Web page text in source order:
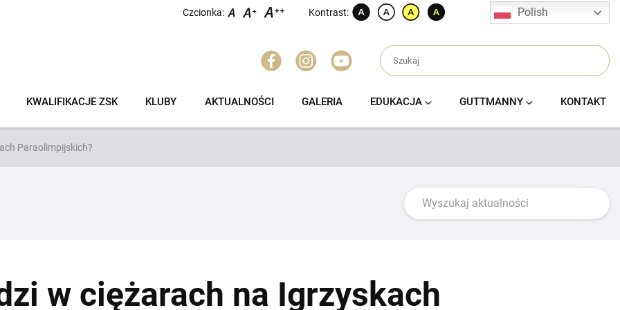
Czcionka: Kontrast: Polish
KWALIFIKACJE ZSK KLUBY AKTUALNOŚCI GALERIA EDUKACJA GUTTMANNY KONTAKT
Paraolimpijskich?
w ciężarach na Igrzyskach